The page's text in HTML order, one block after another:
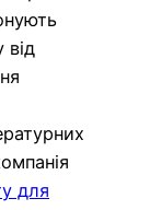
від
для